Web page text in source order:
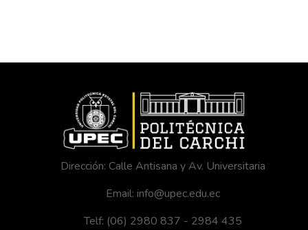
Dirección: Calle Antisana y Av. Universitaria
Email: info@upec.edu.ec
Telf: (06) 2980 837 - 2984 435